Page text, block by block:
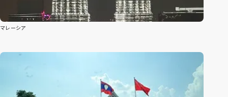
マレーシア